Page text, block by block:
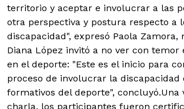
territorio y aceptar e involucrar a las
otra perspectiva y postura respecto a
discapacidad", expresó Paola Zamora,
Diana López invitó a no ver con temor
en el deporte: "Este es el inicio para
proceso de involucrar la discapacidad
formativos del deporte", concluyó.Una
charla, los participantes fueron